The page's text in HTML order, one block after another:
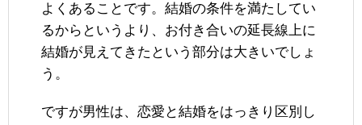
よくあることです。結婚の条件を満たしてい
るからというより、お付き合いの延長線上に
結婚が見えてきたという部分は大きいでしょ
う。
ですが男性は、恋愛と結婚をはっきり区別し